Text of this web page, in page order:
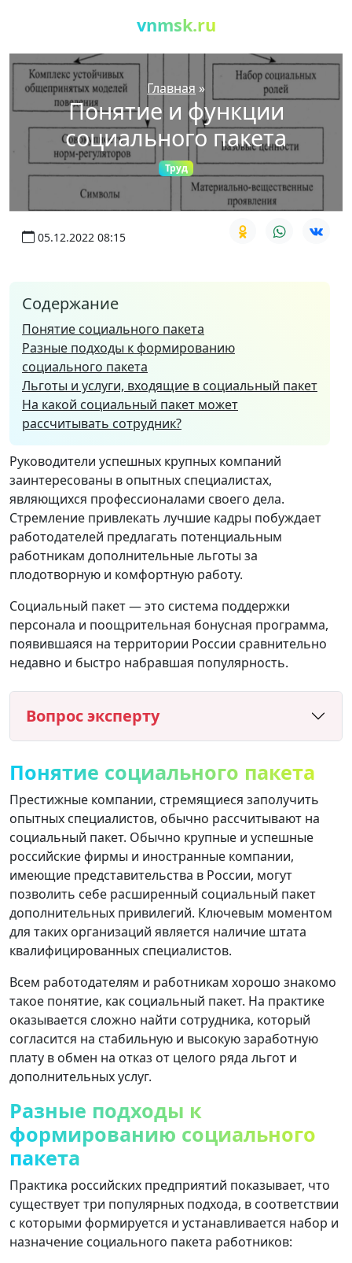
vnmsk.ru
Главная »
Понятие и функции
социального пакета
Труд
05.12.2022 08:15
Содержание
Понятие социального пакета
Разные подходы к формированию
социального пакета
Льготы и услуги, входящие в социальный пакет
На какой социальный пакет может
рассчитывать сотрудник?
Руководители успешных крупных компаний
заинтересованы в опытных специалистах,
являющихся профессионалами своего дела.
Стремление привлекать лучшие кадры побуждает
работодателей предлагать потенциальным
работникам дополнительные льготы за
плодотворную и комфортную работу.
Социальный пакет — это система поддержки
персонала и поощрительная бонусная программа,
появившаяся на территории России сравнительно
недавно и быстро набравшая популярность.
Вопрос эксперту
Понятие социального пакета
Престижные компании, стремящиеся заполучить
опытных специалистов, обычно рассчитывают на
социальный пакет. Обычно крупные и успешные
российские фирмы и иностранные компании,
имеющие представительства в России, могут
позволить себе расширенный социальный пакет
дополнительных привилегий. Ключевым моментом
для таких организаций является наличие штата
квалифицированных специалистов.
Всем работодателям и работникам хорошо знакомо
такое понятие, как социальный пакет. На практике
оказывается сложно найти сотрудника, который
согласится на стабильную и высокую заработную
плату в обмен на отказ от целого ряда льгот и
дополнительных услуг.
Разные подходы к
формированию социального
пакета
Практика российских предприятий показывает, что
существует три популярных подхода, в соответствии
с которыми формируется и устанавливается набор и
назначение социального пакета работников: